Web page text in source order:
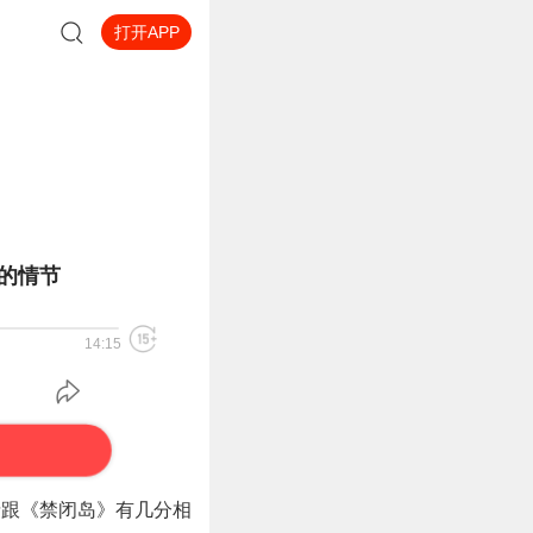
打开APP
情节
14:15
《禁闭岛》有几分相